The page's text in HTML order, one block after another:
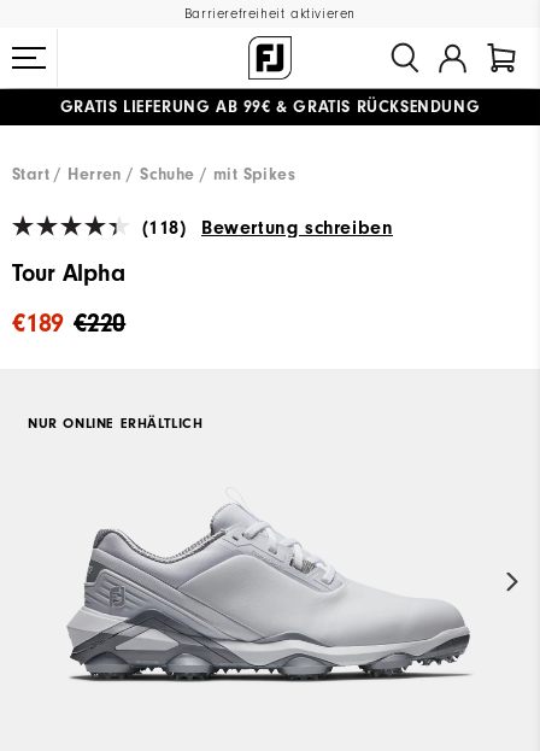
Barrierefreiheit aktivieren
GRATIS LIEFERUNG AB 99€ &GRATIS RÜCKSENDUNG
Start Herren Schuhe mit Spikes
(118) Bewertung schreiben
Tour Alpha
€220
€189
NUR ONLINE ERHÄLTLICH